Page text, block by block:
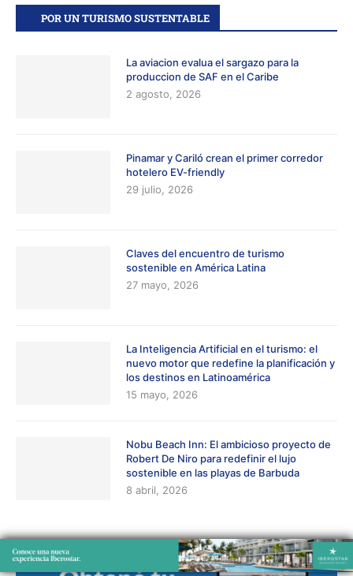
POR UN TURISMO SUSTENTABLE
La aviacion evalua el sargazo para la
produccion de SAF en el Caribe
2 agosto, 2026
Pinamar y Cariló crean el primer corredor
hotelero EV-friendly
29 julio, 2026
Claves del encuentro de turismo
sostenible en América Latina
27 mayo, 2026
La Inteligencia Artificial en el turismo: el
nuevo motor que redefine la planificación y
los destinos en Latinoamérica
15 mayo, 2026
Nobu Beach Inn: El ambicioso proyecto de
Robert De Niro para redefinir el lujo
sostenible en las playas de Barbuda
8 abril, 2026